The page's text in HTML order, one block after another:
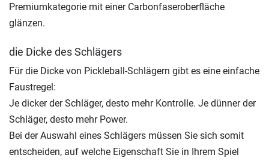
Premiumkategorie mit einer Carbonfaseroberfläche
glänzen.
die Dicke des Schlägers
Für die Dicke von Pickleball-Schlägern gibt es eine einfache
Faustregel:
Je dicker der Schläger, desto mehr Kontrolle. Je dünner der
Schläger, desto mehr Power.
Bei der Auswahl eines Schlägers müssen Sie sich somit
entscheiden, auf welche Eigenschaft Sie in Ihrem Spiel